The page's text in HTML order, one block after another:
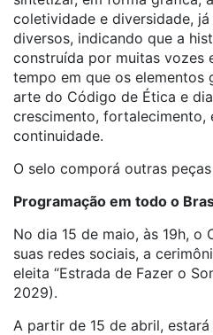
coletividade e diversidade,
diversos, indicando que a
construída por muitas vozes
tempo em que os elementos
arte do Código de Ética e
crescimento, fortalecimento,
continuidade.
O selo comporá outras
Programação em todo o
No dia 15 de maio, às 19h, o
suas redes sociais, a
eleita “Estrada de Fazer o
2029).
A partir de 15 de abril,